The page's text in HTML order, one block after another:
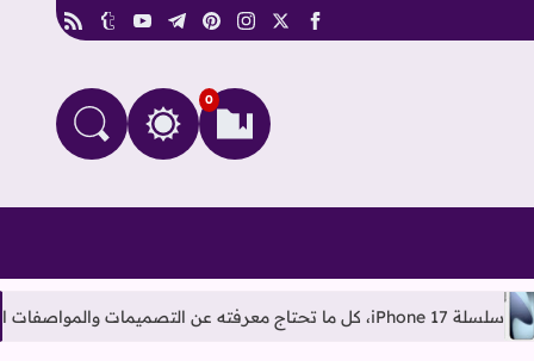
facebook
x
instagram
pinterest
telegram
youtube
tumblr
rss
0
العلامات المرجعيةالتغيير بين الوضع
البحث في